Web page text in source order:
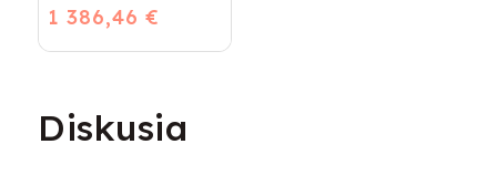
kondenzačný
1 386,46 €
Diskusia